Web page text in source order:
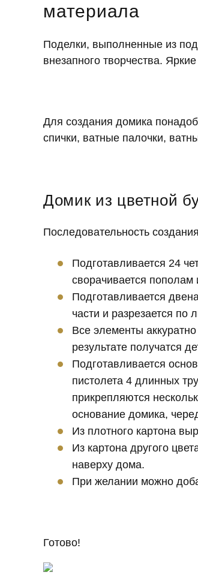
материала
Поделки, выполненные из
внезапного творчества.
Для создания домика
спички, ватные палочки,
Домик из цветной
Последовательность
Подготавливается 24
сворачивается пополам
Подготавливается
части и разрезается по
Все элементы
результате получатся
Подготавливается
пистолета 4 длинных
прикрепляются
основание домика,
Из плотного картона
Из картона другого
наверху дома.
При желании можно
Готово!